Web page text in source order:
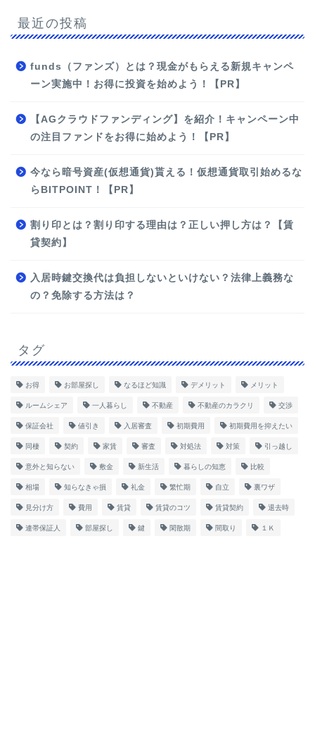
最近の投稿
funds（ファンズ）とは？現金がもらえる新規キャンペ
ーン実施中！お得に投資を始めよう！【PR】
【AGクラウドファンディング】を紹介！キャンペーン中
の注目ファンドをお得に始めよう！【PR】
今なら暗号資産(仮想通貨)貰える！仮想通貨取引始めるな
らBITPOINT！【PR】
割り印とは？割り印する理由は？正しい押し方は？【賃
貸契約】
入居時鍵交換代は負担しないといけない？法律上義務な
の？免除する方法は？
タグ
お得 お部屋探し なるほど知識 デメリット メリット
ルームシェア 一人暮らし 不動産 不動産のカラクリ 交渉
保証会社 値引き 入居審査 初期費用 初期費用を抑えたい
同棲 契約 家賃 審査 対処法 対策 引っ越し
意外と知らない 敷金 新生活 暮らしの知恵 比較
相場 知らなきゃ損 礼金 繁忙期 自立 裏ワザ
見分け方 費用 賃貸 賃貸のコツ 賃貸契約 退去時
連帯保証人 部屋探し 鍵 閑散期 間取り １Ｋ